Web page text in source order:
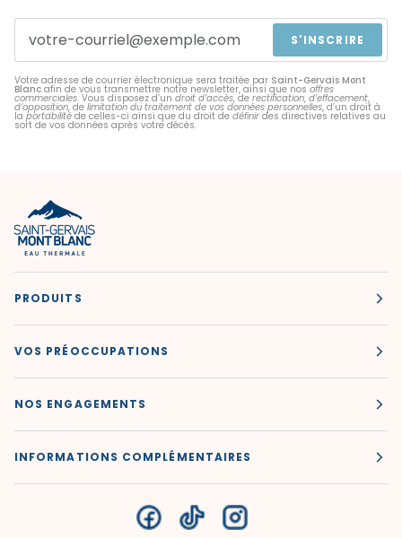
S'INSCRIRE
Votre adresse de courrier électronique sera traitée par Saint-Gervais Mont
Blanc afin de vous transmettre notre newsletter, ainsi que nos offres
commerciales. Vous disposez d’un droit d’accès, de rectification, d’effacement,
d’opposition, de limitation du traitement de vos données personnelles, d’un droit à
la portabilité de celles-ci ainsi que du droit de définir des directives relatives au
sort de vos données après votre décès.
PRODUITS
VOS PRÉOCCUPATIONS
NOS ENGAGEMENTS
INFORMATIONS COMPLÉMENTAIRES